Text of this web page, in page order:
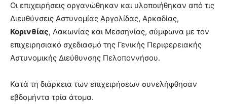
Οι επιχειρήσεις οργανώθηκαν και υλοποιήθηκαν από τις
Διευθύνσεις Αστυνομίας Αργολίδας, Αρκαδίας,
Κορινθίας, Λακωνίας και Μεσσηνίας, σύμφωνα με τον
επιχειρησιακό σχεδιασμό της Γενικής Περιφερειακής
Αστυνομικής Διεύθυνσης Πελοποννήσου.
Κατά τη διάρκεια των επιχειρήσεων συνελήφθησαν
εβδομήντα τρία άτομα.